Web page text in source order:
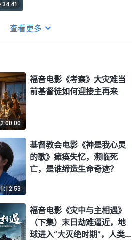
34:41
教训，从逆境中收获成
查看更多
2:00:00
福音电影《考察》大灾难当
前基督徒如何迎接主再来
1:12:53
基督教会电影《神是我心灵
的歌》瘫痪失忆，濒临死
亡，是谁缔造生命奇迹？
福音电影《灾中与主相遇》
（下集）末日劫难逼近，地
球进入“大灭绝时期”，人类